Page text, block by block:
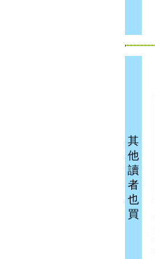
其
他
讀
者
也
買